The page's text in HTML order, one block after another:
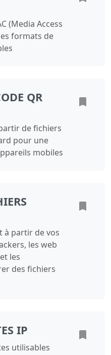
(Media Access
formats de
QR
de fichiers
pour une
mobiles
à partir de vos
les web
les
des fichiers
IP
utilisables